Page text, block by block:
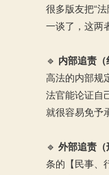
很多版友把“
一谈了，这两
🔹 内部追责（
高法的内部规
法官能论证自
就很容易免予
🔹 外部追责（
条的【民事、